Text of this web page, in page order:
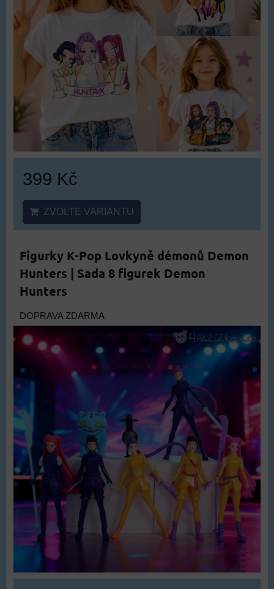
399 Kč
ZVOLTE VARIANTU
Figurky K-Pop Lovkyně démonů Demon
Hunters | Sada 8 figurek Demon
Hunters
DOPRAVA ZDARMA